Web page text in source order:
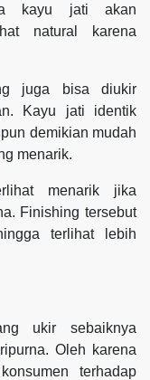
kayu jati akan
natural karena
juga bisa diukir
Kayu jati identik
demikian mudah
menarik.
menarik jika
Finishing tersebut
terlihat lebih
ukir sebaiknya
Oleh karena
terhadap